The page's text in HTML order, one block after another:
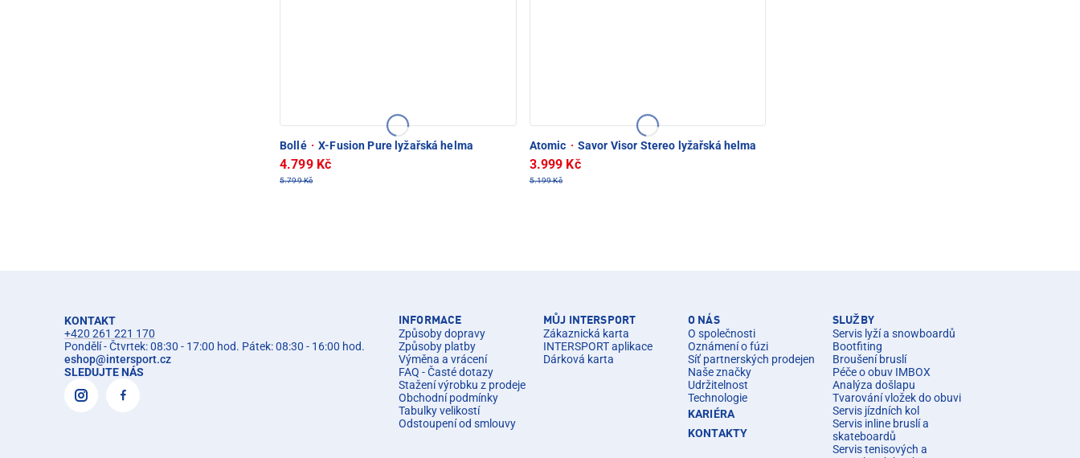
Bollé · X-Fusion Pure lyžařská helma
4.799 Kč
5.799 Kč
Atomic · Savor Visor Stereo lyžařská helma
3.999 Kč
5.199 Kč
KONTAKT
+420 261 221 170
Pondělí - Čtvrtek: 08:30 - 17:00 hod. Pátek: 08:30 - 16:00 hod.
eshop@intersport.cz
SLEDUJTE NÁS
INFORMACE
Způsoby dopravy
Způsoby platby
Výměna a vrácení
FAQ - Časté dotazy
Stažení výrobku z prodeje
Obchodní podmínky
Tabulky velikostí
Odstoupení od smlouvy
MŮJ INTERSPORT
Zákaznická karta
INTERSPORT aplikace
Dárková karta
O NÁS
O společnosti
Oznámení o fúzi
Síť partnerských prodejen
Naše značky
Udržitelnost
Technologie
KARIÉRA
KONTAKTY
SLUŽBY
Servis lyží a snowboardů
Bootfiting
Broušení bruslí
Péče o obuv IMBOX
Analýza došlapu
Tvarování vložek do obuvi
Servis jízdních kol
Servis inline bruslí a
skateboardů
Servis tenisových a